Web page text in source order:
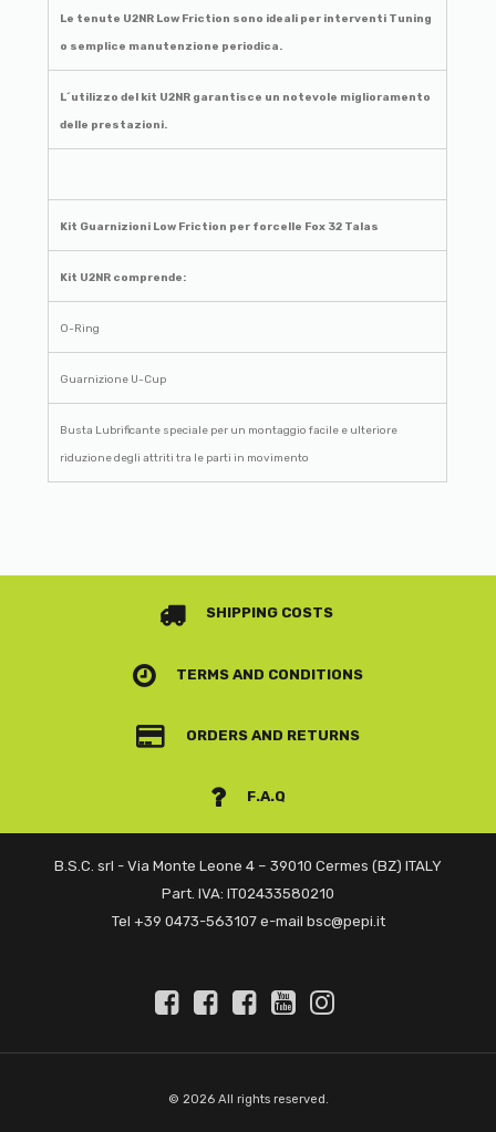
Le tenute U2NR Low Friction sono ideali per interventi Tuning
o semplice manutenzione periodica.
L´utilizzo del kit U2NR garantisce un notevole miglioramento
delle prestazioni.
Kit Guarnizioni Low Friction per forcelle Fox 32 Talas
Kit U2NR comprende:
O-Ring
Guarnizione U-Cup
Busta Lubrificante speciale per un montaggio facile e ulteriore
riduzione degli attriti tra le parti in movimento
SHIPPING COSTS
TERMS AND CONDITIONS
ORDERS AND RETURNS
F.A.Q
B.S.C. srl - Via Monte Leone 4 – 39010 Cermes (BZ) ITALY
Part. IVA: IT02433580210
Tel +39 0473-563107 e-mail bsc@pepi.it
© 2026 All rights reserved.